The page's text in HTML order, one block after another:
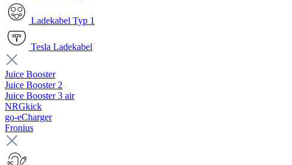
Ladekabel Typ 1
Tesla Ladekabel
Juice Booster
Juice Booster 2
Juice Booster 3 air
NRGkick
go-eCharger
Fronius